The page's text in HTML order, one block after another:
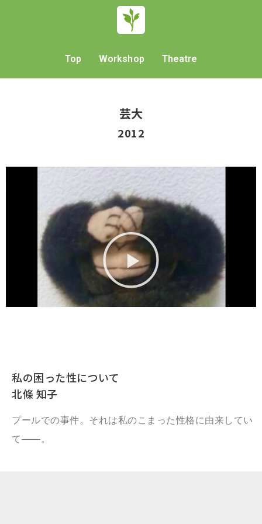
Top Workshop Theatre
芸大
2012
私の困った性について
北條 知子
プールでの事件。それは私のこまった性格に由来してい
て――。